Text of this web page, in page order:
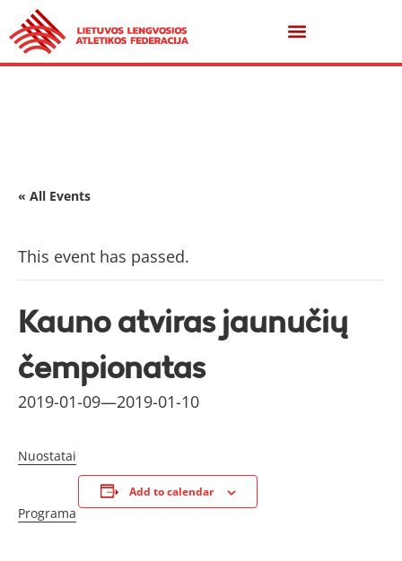
« All Events
This event has passed.
Kauno atviras jaunučių
čempionatas
2019-01-09—2019-01-10
Nuostatai
Programa
Add to calendar